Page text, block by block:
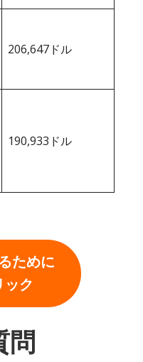
206,647ドル
190,933ドル
ために
ック
問